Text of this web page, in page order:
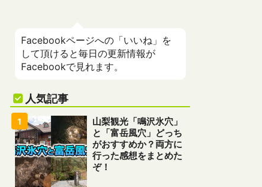
Facebookページへの「いいね」を
して頂けると毎日の更新情報が
Facebookで見れます。
人気記事
山梨観光「鳴沢氷穴」
と「富岳風穴」どっち
がおすすめか？両方に
行った感想をまとめた
ぞ！